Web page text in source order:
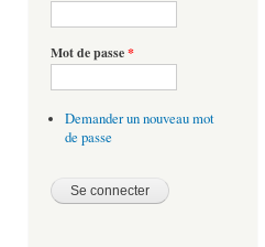
Mot de passe*
Demander un nouveau mot
de passe